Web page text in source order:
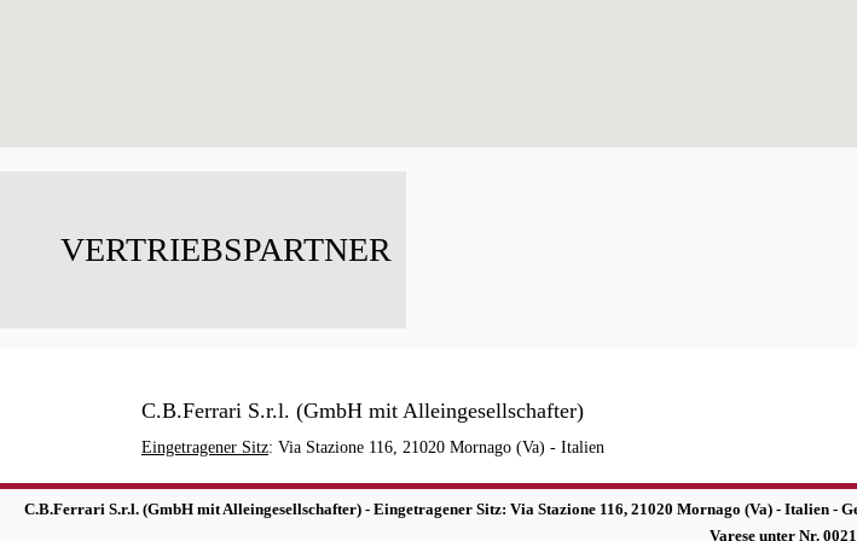
VERTRIEBSPARTNER
C.B.Ferrari S.r.l. (GmbH mit Alleingesellschafter)
Eingetragener Sitz: Via Stazione 116, 21020 Mornago (Va) - Italien
C.B.Ferrari S.r.l. (GmbH mit Alleingesellschafter) - Eingetragener Sitz: Via Stazione 116, 21020 Mornago (Va) - Italien -
Varese unter Nr.